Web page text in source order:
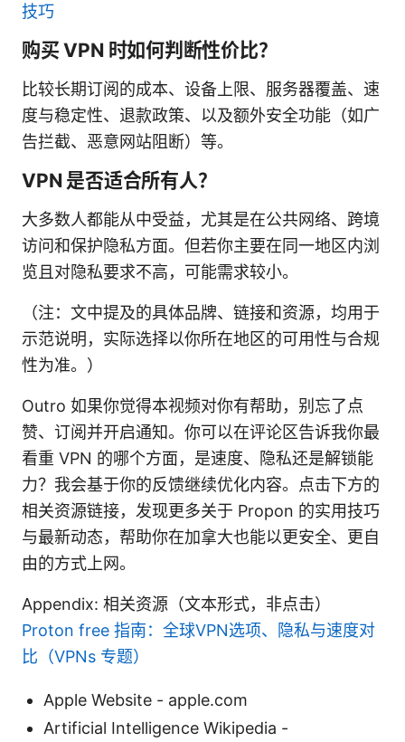
技巧
购买 VPN 时如何判断性价比？
比较长期订阅的成本、设备上限、服务器覆盖、速
度与稳定性、退款政策、以及额外安全功能（如广
告拦截、恶意网站阻断）等。
VPN 是否适合所有人？
大多数人都能从中受益，尤其是在公共网络、跨境
访问和保护隐私方面。但若你主要在同一地区内浏
览且对隐私要求不高，可能需求较小。
（注：文中提及的具体品牌、链接和资源，均用于
示范说明，实际选择以你所在地区的可用性与合规
性为准。）
Outro 如果你觉得本视频对你有帮助，别忘了点
赞、订阅并开启通知。你可以在评论区告诉我你最
看重 VPN 的哪个方面，是速度、隐私还是解锁能
力？我会基于你的反馈继续优化内容。点击下方的
相关资源链接，发现更多关于 Propon 的实用技巧
与最新动态，帮助你在加拿大也能以更安全、更自
由的方式上网。
Appendix: 相关资源（文本形式，非点击）
Proton free 指南：全球VPN选项、隐私与速度对
比（VPNs 专题）
Apple Website - apple.com
Artificial Intelligence Wikipedia -